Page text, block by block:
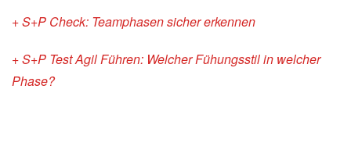
+ S+P Check: Teamphasen sicher erkennen
+ S+P Test Agil Führen: Welcher Fühungsstil in welcher
Phase?